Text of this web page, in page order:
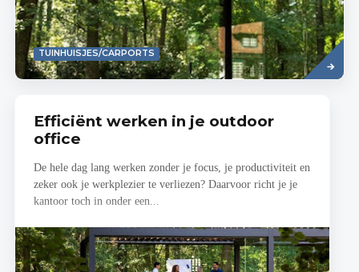
TUINHUISJES/CARPORTS
Read
more
Efficiënt werken in je outdoor
office
De hele dag lang werken zonder je focus, je productiviteit en
zeker ook je werkplezier te verliezen? Daarvoor richt je je
kantoor toch in onder een...